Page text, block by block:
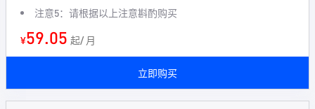
注意5：请根据以上注意斟酌购买
¥59.05 起/ 月
立即购买